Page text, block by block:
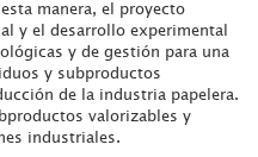
manera, el proyecto
y el desarrollo experimental
y de gestión para una
y subproductos
de la industria papelera.
valorizables y
industriales.